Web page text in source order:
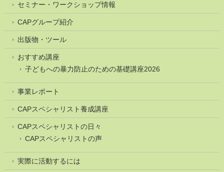
セミナー・ワークショップ情報
CAPグループ紹介
出版物・ツール
おすすめ講座
子どもへの暴力防止のための基礎講座2026
事業レポート
CAPスペシャリスト養成講座
CAPスペシャリストの日々
CAPスペシャリストの声
実際に活動するには